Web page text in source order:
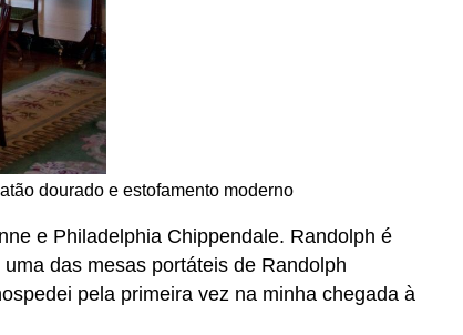
dourado e estofamento moderno
e Philadelphia Chippendale. Randolph é
das mesas portáteis de Randolph
pela primeira vez na minha chegada à